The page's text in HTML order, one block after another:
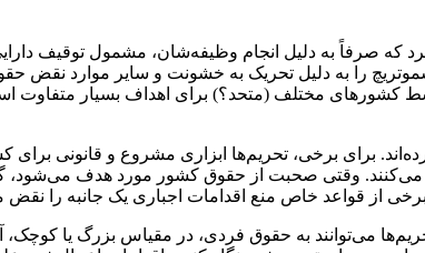
را تحریم کرد که صرفاً به دلیل انجام وظیفه‌شان، مشمول
اسموتریچ را به دلیل تحریک به خشونت و سایر موارد
مختلف (متحد؟) برای اهداف بسیار متفاوت
برای برخی، تحریم‌ها ابزاری مشروع و قانونی
وقتی صحبت از حقوق کشور مورد هدف می‌شود،
از قواعد خاص منع اقدامات اجباری یک جانبه را نقض
به حقوق فردی، در مقیاس بزرگ یا کوچک،